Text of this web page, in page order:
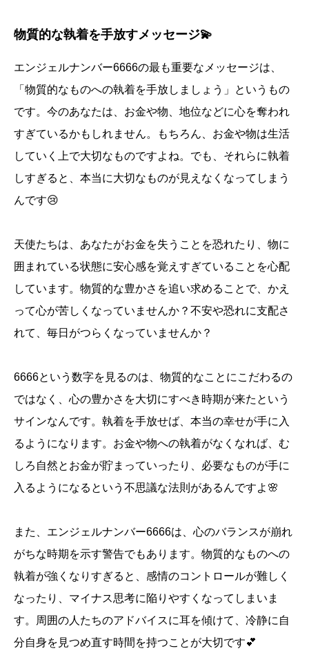
物質的な執着を手放すメッセージ💫
エンジェルナンバー6666の最も重要なメッセージは、
「物質的なものへの執着を手放しましょう」というもの
です。今のあなたは、お金や物、地位などに心を奪われ
すぎているかもしれません。もちろん、お金や物は生活
していく上で大切なものですよね。でも、それらに執着
しすぎると、本当に大切なものが見えなくなってしまう
んです😢
天使たちは、あなたがお金を失うことを恐れたり、物に
囲まれている状態に安心感を覚えすぎていることを心配
しています。物質的な豊かさを追い求めることで、かえ
って心が苦しくなっていませんか？不安や恐れに支配さ
れて、毎日がつらくなっていませんか？
6666という数字を見るのは、物質的なことにこだわるの
ではなく、心の豊かさを大切にすべき時期が来たという
サインなんです。執着を手放せば、本当の幸せが手に入
るようになります。お金や物への執着がなくなれば、む
しろ自然とお金が貯まっていったり、必要なものが手に
入るようになるという不思議な法則があるんですよ🌸
また、エンジェルナンバー6666は、心のバランスが崩れ
がちな時期を示す警告でもあります。物質的なものへの
執着が強くなりすぎると、感情のコントロールが難しく
なったり、マイナス思考に陥りやすくなってしまいま
す。周囲の人たちのアドバイスに耳を傾けて、冷静に自
分自身を見つめ直す時間を持つことが大切です💕